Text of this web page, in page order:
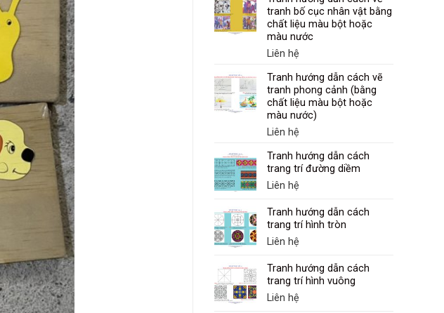
tranh bố cục nhân vật bằng
chất liệu màu bột hoặc
màu nước
Liên hệ
Tranh hướng dẫn cách vẽ
tranh phong cảnh (bằng
chất liệu màu bột hoặc
màu nước)
Liên hệ
Tranh hướng dẫn cách
trang trí đường diềm
Liên hệ
Tranh hướng dẫn cách
trang trí hình tròn
Liên hệ
Tranh hướng dẫn cách
trang trí hình vuông
Liên hệ